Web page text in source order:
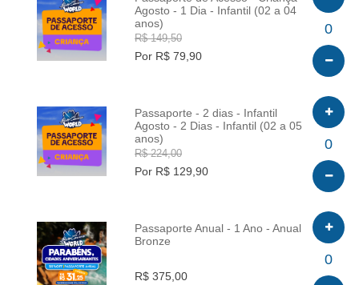
INFO
Agosto - 1 Dia - Infantil (02 a 04
anos)
R$ 149,50
Por R$ 79,90
0
INFO
Passaporte - 2 dias - Infantil
Agosto - 2 Dias - Infantil (02 a 05
anos)
R$ 224,00
Por R$ 129,90
0
INFO
Passaporte Anual - 1 Ano - Anual
Bronze
R$ 375,00
0